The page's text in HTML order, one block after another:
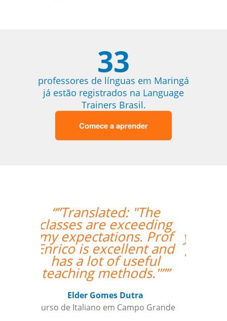
33
professores de línguas em Maringá
já estão registrados na Language
Trainers Brasil.
Comece a aprender
“”My Portuguese is
getting better with
your support. Cris is a
great teacher for me;
his teaching is very
clear and simple for
me to understand.””
Maxx Okuyama